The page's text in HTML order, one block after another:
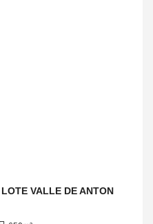
VALLE DE ANTON